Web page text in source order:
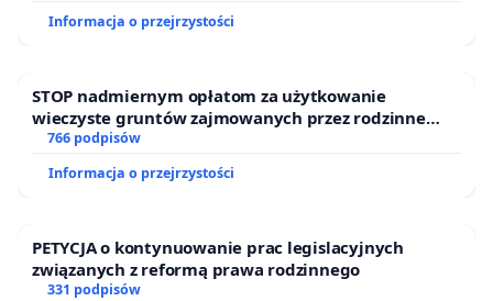
Informacja o przejrzystości
STOP nadmiernym opłatom za użytkowanie
wieczyste gruntów zajmowanych przez rodzinne
ogrody działkowe.
766 podpisów
Informacja o przejrzystości
PETYCJA o kontynuowanie prac legislacyjnych
związanych z reformą prawa rodzinnego
331 podpisów